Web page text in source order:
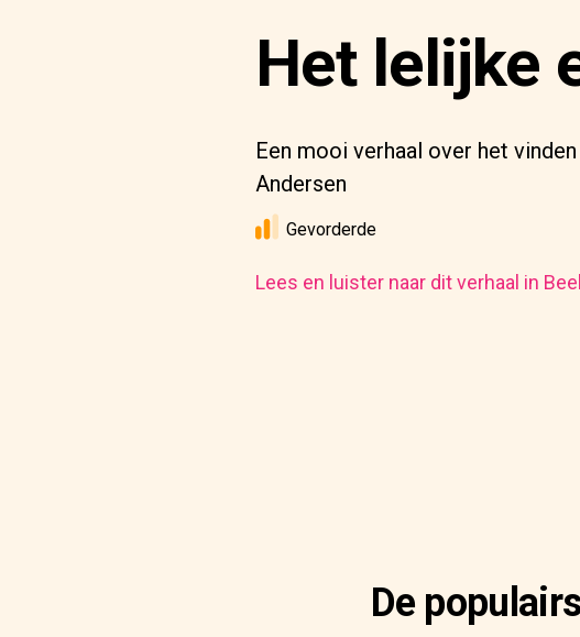
Het lelijke
Een mooi verhaal over het
Andersen
Gevorderde
Lees en luister naar dit verhaal in
De